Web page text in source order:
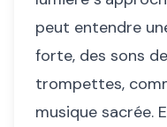
peut entendre
forte, des sons
trompettes,
musique sacrée.